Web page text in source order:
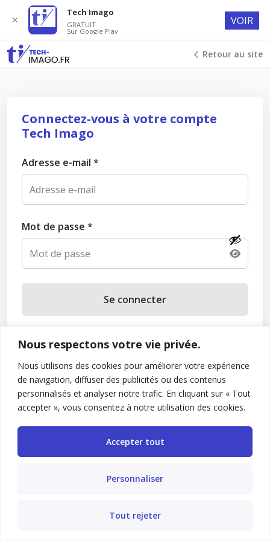
Nous respectons votre vie privée.
Nous utilisons des cookies pour améliorer votre expérience
de navigation, diffuser des publicités ou des contenus
personnalisés et analyser notre trafic. En cliquant sur « Tout
accepter », vous consentez à notre utilisation des cookies.
Personnaliser
Tout rejeter
Accepter tout
Retour au site
Connectez-vous à votre compte
Tech Imago
Adresse e-mail *
Mot de passe *
Se connecter
Mot de passe oublié ?
Vous n’avez pas de compte ? Inscrivez-vous
✕
Tech Imago
GRATUIT
Sur Google Play
VOIR